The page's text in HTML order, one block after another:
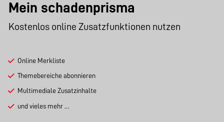
Mein schadenprisma
Kostenlos online Zusatzfunktionen nutzen
Online Merkliste
Themebereiche abonnieren
Multimediale Zusatzinhalte
und vieles mehr …